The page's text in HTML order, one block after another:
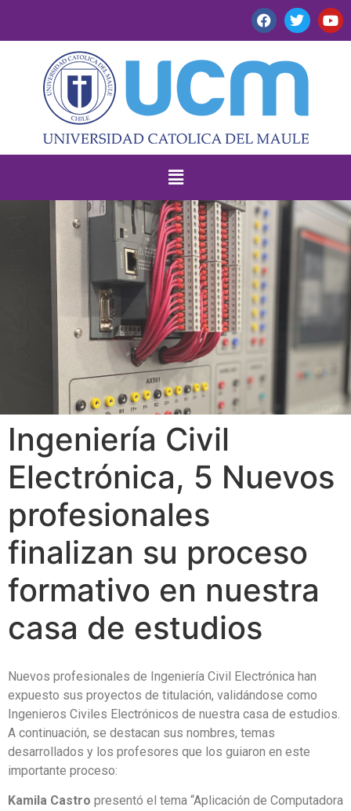
Ingeniería Civil
Electrónica, 5 Nuevos
profesionales
finalizan su proceso
formativo en nuestra
casa de estudios
Nuevos profesionales de Ingeniería Civil Electrónica han
expuesto sus proyectos de titulación, validándose como
Ingenieros Civiles Electrónicos de nuestra casa de estudios.
A continuación, se destacan sus nombres, temas
desarrollados y los profesores que los guiaron en este
importante proceso:
Kamila Castro presentó el tema “Aplicación de Computadora